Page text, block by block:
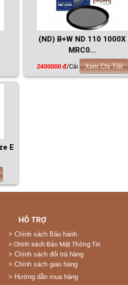
(ND) B+W ND 110 1000X
MRC0...
2400000 đ/Cái Xem Chi Tiết
E
HỖ TRỢ
> Chính sách Bảo hành
> Chính sách Bảo Mật Thông Tin
> Chính sách đổi trả hàng
> Chính sách giao hàng
> Hướng dẫn mua hàng